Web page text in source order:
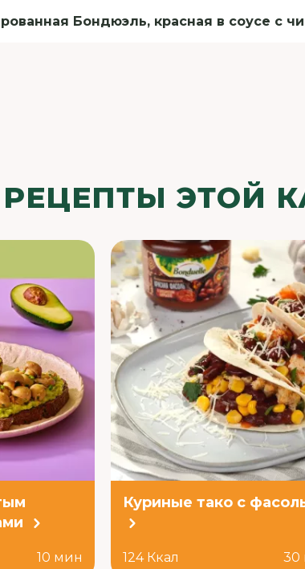
Бондюэль, красная в соусе с
ЭТОЙ
10 мин
Куриные тако с
124 Ккал 30